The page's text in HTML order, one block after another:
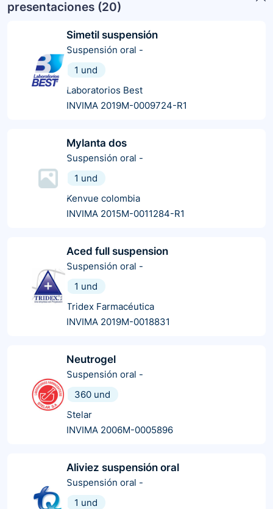
presentaciones (20)
Simetil suspensión
Suspensión oral -
1 und
Laboratorios Best
INVIMA 2019M-0009724-R1
Mylanta dos
Suspensión oral -
1 und
Kenvue colombia
INVIMA 2015M-0011284-R1
Aced full suspension
Suspensión oral -
1 und
Tridex Farmacéutica
INVIMA 2019M-0018831
Neutrogel
Suspensión oral -
360 und
Stelar
INVIMA 2006M-0005896
Aliviez suspensión oral
Suspensión oral -
1 und